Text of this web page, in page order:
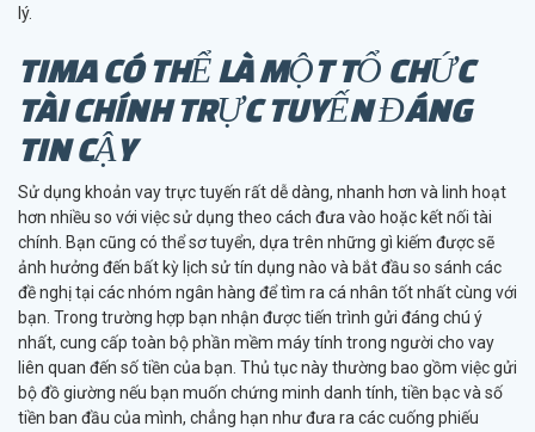
lý.
TIMA CÓ THỂ LÀ MỘT TỔ CHỨC
TÀI CHÍNH TRỰC TUYẾN ĐÁNG
TIN CẬY
Sử dụng khoản vay trực tuyến rất dễ dàng, nhanh hơn và linh hoạt
hơn nhiều so với việc sử dụng theo cách đưa vào hoặc kết nối tài
chính. Bạn cũng có thể sơ tuyển, dựa trên những gì kiếm được sẽ
ảnh hưởng đến bất kỳ lịch sử tín dụng nào và bắt đầu so sánh các
đề nghị tại các nhóm ngân hàng để tìm ra cá nhân tốt nhất cùng với
bạn. Trong trường hợp bạn nhận được tiến trình gửi đáng chú ý
nhất, cung cấp toàn bộ phần mềm máy tính trong người cho vay
liên quan đến số tiền của bạn. Thủ tục này thường bao gồm việc gửi
bộ đồ giường nếu bạn muốn chứng minh danh tính, tiền bạc và số
tiền ban đầu của mình, chẳng hạn như đưa ra các cuống phiếu